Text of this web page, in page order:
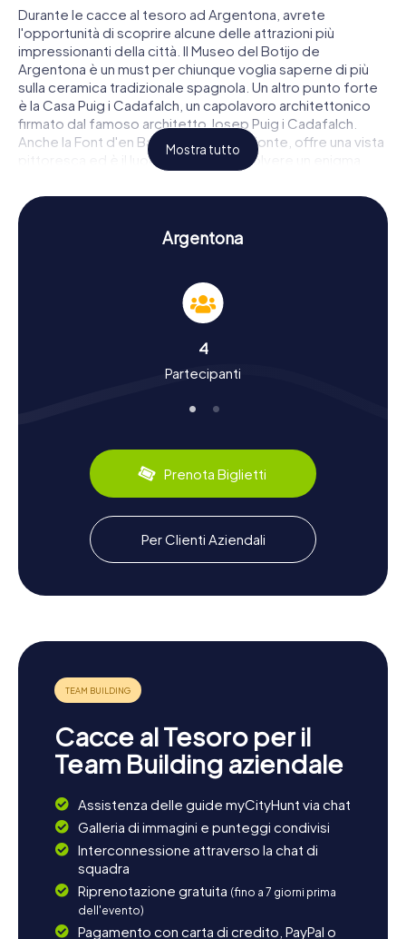
Durante le cacce al tesoro ad Argentona, avrete
l'opportunità di scoprire alcune delle attrazioni più
impressionanti della città. Il Museo del Botijo de
Argentona è un must per chiunque voglia saperne di più
sulla ceramica tradizionale spagnola. Un altro punto forte
è la Casa Puig i Cadafalch, un capolavoro architettonico
firmato dal famoso architetto Josep Puig i Cadafalch.
Anche la Font d'en Ballot, una storica fonte, offre una vista
pittoresca ed è il luogo ideale per risolvere un enigma.
affrontare sfide avvincenti in ognuna di queste tappe e
scoprire la città in modo ludico.
Storia e cultura durante la caccia al tesoro ad
Le cacce al tesoro ad Argentona non solo vi faranno
scoprire le attrazioni, ma vi immergeranno anche nella
storia che risale all'epoca romana. È particolarmente
famosa per i suoi prodotti in ceramica tradizionale,
evento culturale imperdibile è la festa annuale del brocca
culinario, potrete deliziare il vostro palato con specialità
catalane nei ristoranti locali. La caccia al tesoro ad
Argentona vi offre l'opportunità di conoscere questi
aspetti della città in modo divertente.
Dopo la caccia al tesoro ad Argentona
esplorare i dintorni
Avete ancora voglia di esplorare dopo la caccia al tesoro
godere della bellezza della natura e trovare tranquillità
dopo l'eccitante gioco cittadino. In alternativa, potete
rilassarvi nel centro di Argentona e gustare la gastronomia
locale in uno dei tanti caffè e ristoranti. Una passeggiata
affascinante e l'ospitalità degli abitanti. Concludete la
giornata ricca di esperienze con un bicchiere di vino
catalano e preparatevi per la prossima caccia al tesoro ad
Mostra tutto
Argentona
4
Partecipanti
Prenota Biglietti
Per Clienti Aziendali
Cacce al Tesoro per il
Team Building aziendale
Assistenza delle guide myCityHunt via chat
Galleria di immagini e punteggi condivisi
Interconnessione attraverso la chat di
squadra
Riprenotazione gratuita (fino a 7 giorni prima
dell'evento)
Pagamento con carta di credito, PayPal o